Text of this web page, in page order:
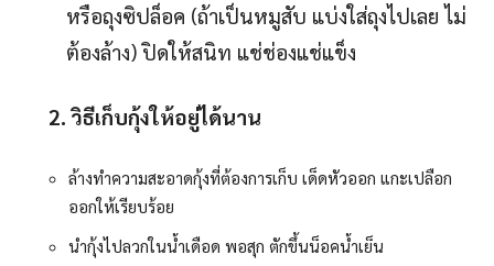
หรือถุงซิปล็อค (ถ้าเป็นหมูสับ แบ่งใส่ถุงไปเลย ไม่
ต้องล้าง) ปิดให้สนิท แช่ช่องแช่แข็ง
2. วิธีเก็บกุ้งให้อยู่ได้นาน
ล้างทำความสะอาดกุ้งที่ต้องการเก็บ เด็ดหัวออก แกะเปลือก
ออกให้เรียบร้อย
นำกุ้งไปลวกในน้ำเดือด พอสุก ตักขึ้นน็อคน้ำเย็น